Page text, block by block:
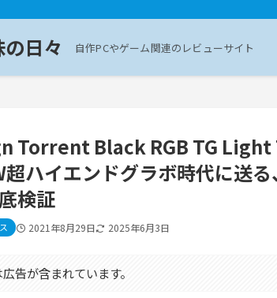
日々 自作PCやゲーム関連のレビューサイト
Torrent Black RGB TG
ハイエンドグラボ時代に送
検証
2021年8月29日 2025年6月3日
告が含まれています。